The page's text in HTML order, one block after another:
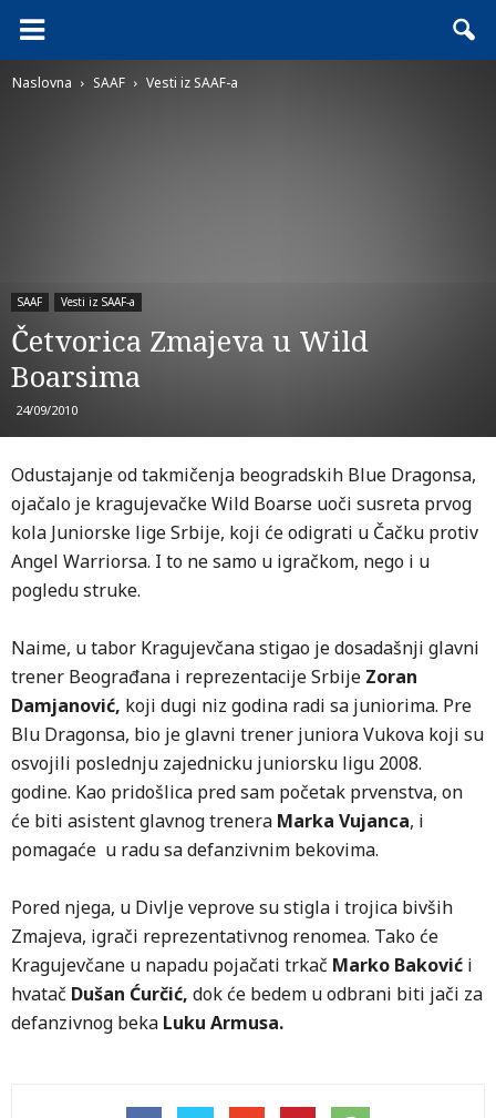
Naslovna SAAF Vesti iz SAAF-a
SAAF Vesti iz SAAF-a
Četvorica Zmajeva u Wild
Boarsima
24/09/2010
Odustajanje od takmičenja beogradskih Blue Dragonsa,
ojačalo je kragujevačke Wild Boarse uoči susreta prvog
kola Juniorske lige Srbije, koji će odigrati u Čačku protiv
Angel Warriorsa. I to ne samo u igračkom, nego i u
pogledu struke.
Naime, u tabor Kragujevčana stigao je dosadašnji glavni
trener Beograđana i reprezentacije Srbije Zoran
Damjanović, koji dugi niz godina radi sa juniorima. Pre
Blu Dragonsa, bio je glavni trener juniora Vukova koji su
osvojili poslednju zajednicku juniorsku ligu 2008.
godine. Kao pridošlica pred sam početak prvenstva, on
će biti asistent glavnog trenera Marka Vujanca, i
pomagaće u radu sa defanzivnim bekovima.
Pored njega, u Divlje veprove su stigla i trojica bivših
Zmajeva, igrači reprezentativnog renomea. Tako će
Kragujevčane u napadu pojačati trkač Marko Baković i
hvatač Dušan Ćurčić, dok će bedem u odbrani biti jači za
defanzivnog beka Luku Armusa.